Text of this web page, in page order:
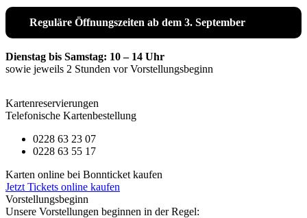
Reguläre Öffnungszeiten ab dem 3. September
Dienstag bis Samstag: 10 – 14 Uhr
sowie jeweils 2 Stunden vor Vorstellungsbeginn
Kartenreservierungen
Telefonische Kartenbestellung
0228 63 23 07
0228 63 55 17
Karten online bei Bonnticket kaufen
Jetzt Tickets online kaufen
Vorstellungsbeginn
Unsere Vorstellungen beginnen in der Regel: